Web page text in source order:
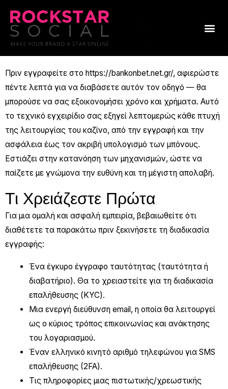
content
Πριν εγγραφείτε στο https://bankonbet.net.gr/, αφιερώστε
πέντε λεπτά για να διαβάσετε αυτόν τον οδηγό — θα
μπορούσε να σας εξοικονομήσει χρόνο και χρήματα. Αυτό
το τεχνικό εγχειρίδιο σας εξηγεί λεπτομερώς κάθε πτυχή
της λειτουργίας του καζίνο, από την εγγραφή και την
ασφάλεια έως τον ακριβή υπολογισμό των μπόνους.
Εστιάζει στην κατανόηση των μηχανισμών, ώστε να
παίζετε με γνώμονα την ευθύνη και τη μέγιστη απολαβή.
Τι Χρειάζεστε Πρώτα
Για μια ομαλή και ασφαλή εμπειρία, βεβαιωθείτε ότι
διαθέτετε τα παρακάτω πριν ξεκινήσετε τη διαδικασία
εγγραφής:
Ένα έγκυρο έγγραφο ταυτότητας (ταυτότητα ή
διαβατήριο). Θα το χρειαστείτε για τη διαδικασία
επαλήθευσης (KYC).
Μια ενεργή διεύθυνση email, η οποία θα λειτουργεί
ως ο κύριος τρόπος επικοινωνίας και ανάκτησης
του λογαριασμού.
Έναν ελληνικό κινητό αριθμό τηλεφώνου για SMS
επαλήθευσης (2FA).
Τις πληροφορίες μιας πιστωτικής/χρεωστικής